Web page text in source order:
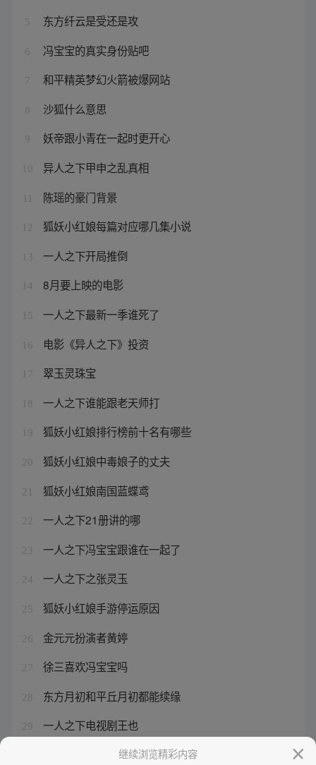
5 东方纤云是受还是攻
6 冯宝宝的真实身份贴吧
7 和平精英梦幻火箭被爆网站
8 沙狐什么意思
9 妖帝跟小青在一起时更开心
10 异人之下甲申之乱真相
陈瑶的豪门背景
12 狐妖小红娘每篇对应哪几集小说
13 一人之下开局推倒
14 8月要上映的电影
15 一人之下最新一季谁死了
16 电影《异人之下》投资
17 翠玉灵珠宝
18 一人之下谁能跟老天师打
19 狐妖小红娘排行榜前十名有哪些
20 狐妖小红娘中毒娘子的丈夫
21 狐妖小红娘南国蓝蝶鸢
22 一人之下21册讲的哪
23 一人之下冯宝宝跟谁在一起了
24 一人之下之张灵玉
25 狐妖小红娘手游停运原因
26 金元元扮演者黄婷
27 徐三喜欢冯宝宝吗
28 东方月初和平丘月初都能续缘
29 一人之下电视剧王也
一人之下张怀义是好人吗继续浏览精彩内容